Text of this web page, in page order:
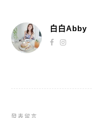
白白Abby
發表留言